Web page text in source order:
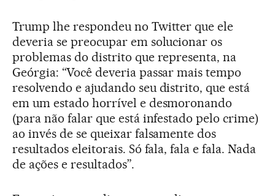
Trump lhe respondeu no Twitter que ele
deveria se preocupar em solucionar os
problemas do distrito que representa, na
Geórgia: “Você deveria passar mais tempo
resolvendo e ajudando seu distrito, que está
em um estado horrível e desmoronando
(para não falar que está infestado pelo crime)
ao invés de se queixar falsamente dos
resultados eleitorais. Só fala, fala e fala. Nada
de ações e resultados”.